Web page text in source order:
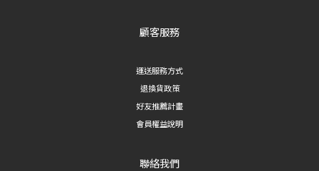
顧客服務
運送服務方式
退換貨政策
好友推薦計畫
會員權益說明
聯絡我們